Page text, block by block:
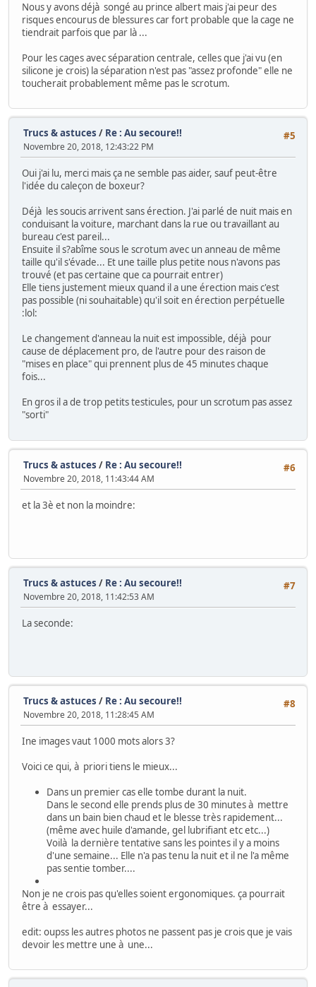
Nous y avons déjà songé au prince albert mais j'ai peur des
risques encourus de blessures car fort probable que la cage ne
tiendrait parfois que par là ...
Pour les cages avec séparation centrale, celles que j'ai vu (en
silicone je crois) la séparation n'est pas "assez profonde" elle ne
toucherait probablement même pas le scrotum.
#5
Trucs & astuces / Re : Au secoure!!
Novembre 20, 2018, 12:43:22 PM
Oui j'ai lu, merci mais ça ne semble pas aider, sauf peut-être
l'idée du caleçon de boxeur?
Déjà les soucis arrivent sans érection. J'ai parlé de nuit mais en
conduisant la voiture, marchant dans la rue ou travaillant au
bureau c'est pareil...
Ensuite il s?abîme sous le scrotum avec un anneau de même
taille qu'il s'évade... Et une taille plus petite nous n'avons pas
trouvé (et pas certaine que ca pourrait entrer)
Elle tiens justement mieux quand il a une érection mais c'est
pas possible (ni souhaitable) qu'il soit en érection perpétuelle
:lol:
Le changement d'anneau la nuit est impossible, déjà pour
cause de déplacement pro, de l'autre pour des raison de
"mises en place" qui prennent plus de 45 minutes chaque
fois...
En gros il a de trop petits testicules, pour un scrotum pas assez
"sorti"
#6
Trucs & astuces / Re : Au secoure!!
Novembre 20, 2018, 11:43:44 AM
et la 3è et non la moindre:
#7
Trucs & astuces / Re : Au secoure!!
Novembre 20, 2018, 11:42:53 AM
La seconde:
#8
Trucs & astuces / Re : Au secoure!!
Novembre 20, 2018, 11:28:45 AM
Ine images vaut 1000 mots alors 3?
Voici ce qui, à priori tiens le mieux...
Dans un premier cas elle tombe durant la nuit.
Dans le second elle prends plus de 30 minutes à mettre
dans un bain bien chaud et le blesse très rapidement...
(même avec huile d'amande, gel lubrifiant etc etc...)
Voilà la dernière tentative sans les pointes il y a moins
d'une semaine... Elle n'a pas tenu la nuit et il ne l'a même
pas sentie tomber....
Non je ne crois pas qu'elles soient ergonomiques. ça pourrait
être à essayer...
edit: oupss les autres photos ne passent pas je crois que je vais
devoir les mettre une à une...